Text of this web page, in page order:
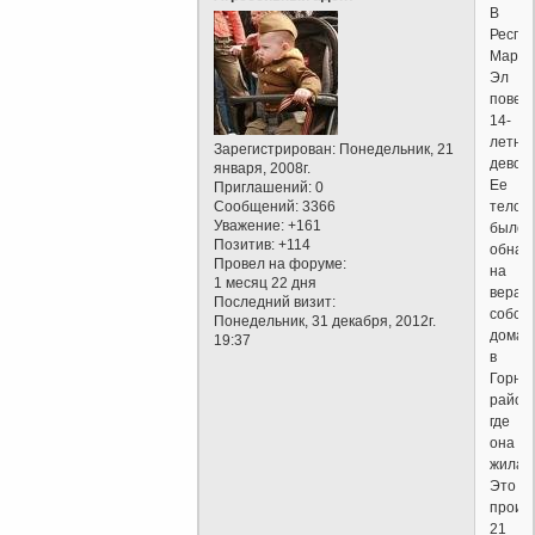
Зарегистрирован: Понедельник, 21
января, 2008г.
Приглашений: 0
Сообщений: 3366
Уважение: +161
Позитив: +114
Провел на форуме:
1 месяц 22 дня
Последний визит:
Понедельник, 31 декабря, 2012г.
19:37
В
Марий
Эл
14-
Ее
тело
было
на
дома
в
где
она
жила.
Это
21